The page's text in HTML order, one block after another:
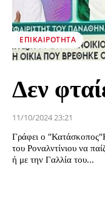
ΕΠΙΚΑΙΡΌΤΗΤΑ
Δεν
11/10/2024 23:21
Γράφει ο
του Ροναλντίνιου να
ή με την Γαλλία του...